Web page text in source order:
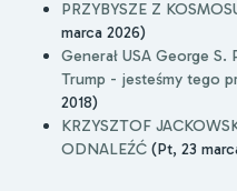
PRZYBYSZE Z
marca 2026)
Generał USA George
Trump - jesteśmy tego
2018)
KRZYSZTOF
ODNALEŹĆ (Pt, 23